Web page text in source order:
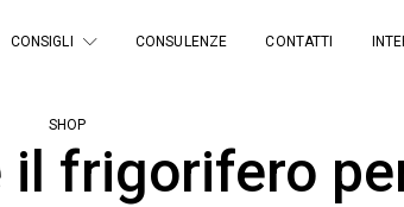
CONSIGLI CONSULENZE CONTATTI
SHOP
il frigorifero